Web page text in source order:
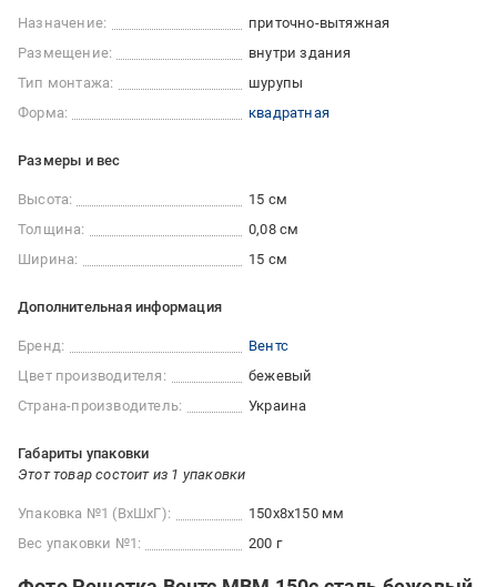
Назначение:
приточно-вытяжная
Размещение:
внутри здания
Тип монтажа:
шурупы
Форма:
квадратная
Размеры и вес
Высота:
15 см
Толщина:
0,08 см
Ширина:
15 см
Дополнительная информация
Бренд:
Вентс
Цвет производителя:
бежевый
Страна-производитель:
Украина
Габариты упаковки
Этот товар состоит из 1 упаковки
Упаковка №1 (ВхШхГ):
150x8x150 мм
Вес упаковки №1:
200 г